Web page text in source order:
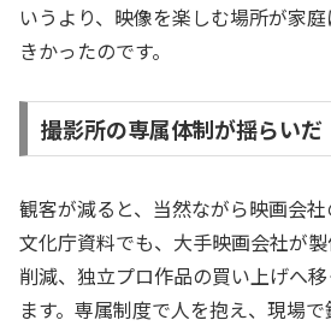
いうより、映像を楽しむ場所が家
きかったのです。
撮影所の専属体制が揺らいだ
観客が減ると、当然ながら映画会社
文化庁資料でも、大手映画会社が
削減、独立プロ作品の買い上げへ
ます。専属制度で人を抱え、現場